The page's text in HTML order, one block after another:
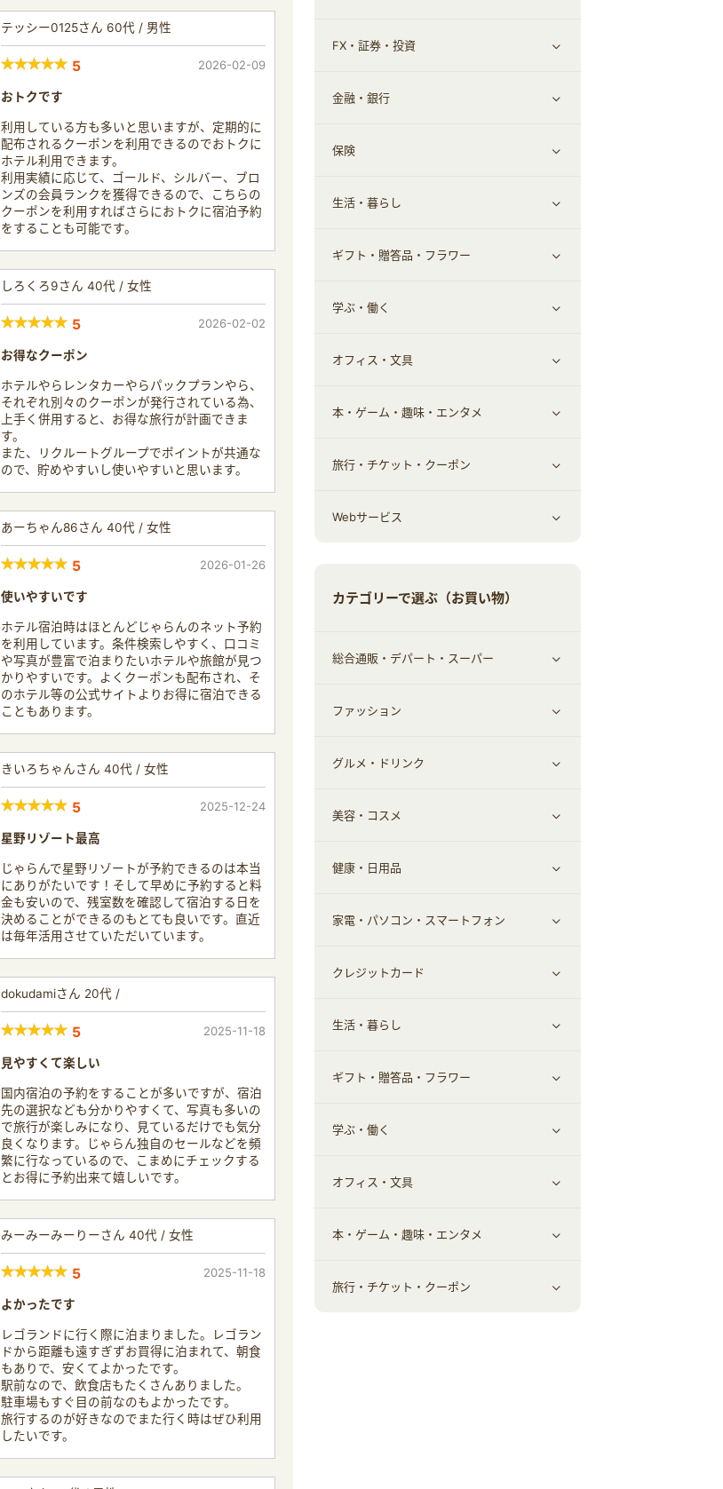
テッシー0125さん 60代 / 男性
5 2026-02-09
おトクです
利用している方も多いと思いますが、定期的に
配布されるクーポンを利用できるのでおトクに
ホテル利用できます。
利用実績に応じて、ゴールド、シルバー、ブロ
ンズの会員ランクを獲得できるので、こちらの
クーポンを利用すればさらにおトクに宿泊予約
をすることも可能です。
しろくろ9さん 40代 / 女性
5 2026-02-02
お得なクーポン
ホテルやらレンタカーやらパックプランやら、
それぞれ別々のクーポンが発行されている為、
上手く併用すると、お得な旅行が計画できま
す。
また、リクルートグループでポイントが共通な
ので、貯めやすいし使いやすいと思います。
あーちゃん86さん 40代 / 女性
5 2026-01-26
使いやすいです
ホテル宿泊時はほとんどじゃらんのネット予約
を利用しています。条件検索しやすく、口コミ
や写真が豊富で泊まりたいホテルや旅館が見つ
かりやすいです。よくクーポンも配布され、そ
のホテル等の公式サイトよりお得に宿泊できる
こともあります。
きいろちゃんさん 40代 / 女性
5 2025-12-24
星野リゾート最高
じゃらんで星野リゾートが予約できるのは本当
にありがたいです！そして早めに予約すると料
金も安いので、残室数を確認して宿泊する日を
決めることができるのもとても良いです。直近
は毎年活用させていただいています。
dokudamiさん 20代 /
5 2025-11-18
見やすくて楽しい
国内宿泊の予約をすることが多いですが、宿泊
先の選択なども分かりやすくて、写真も多いの
で旅行が楽しみになり、見ているだけでも気分
良くなります。じゃらん独自のセールなどを頻
繁に行なっているので、こまめにチェックする
とお得に予約出来て嬉しいです。
みーみーみーりーさん 40代 / 女性
5 2025-11-18
よかったです
レゴランドに行く際に泊まりました。レゴラン
ドから距離も遠すぎずお買得に泊まれて、朝食
もありで、安くてよかったです。
駅前なので、飲食店もたくさんありました。
駐車場もすぐ目の前なのもよかったです。
旅行するのが好きなのでまた行く時はぜひ利用
したいです。
家電・パソコン・ソフトウェア
通信・レンタルサーバー
スマホ・携帯電話・SIM
定額制有料コンテンツ
すべて見る
クレジットカード
FX・証券・投資
すべて見る
証券
仮想通貨
その他投資
金融・銀行
銀行・ネット銀行
キャッシング・ローン
その他金融
保険
すべて見る
保険相談・面談
生活・暮らし
すべて見る
住まい・暮らし
不動産
引越し
エコ・エネルギー
車情報・カーシェア・レンタル
ギフト・贈答品・フラワー
すべて見る
ギフト・贈答品
学ぶ・働く
すべて見る
習い事・学習・学校
仕事・転職
オフィス・文具
すべて見る
オフィス・文具
本・ゲーム・趣味・エンタメ
すべて見る
ゲーム・趣味
旅行・チケット・クーポン
すべて見る
Webサービス
カテゴリーで選ぶ（お買い物）
総合通販・デパート・スーパー
すべて見る
総合通販
デパート・スーパー
ファッション
すべて見る
ファッション
インナー・下着
靴・フットウェア
小物・かばん
スーツ・フォーマル
グルメ・ドリンク
すべて見る
グルメ
ドリンク
お酒
食材宅配
美容・コスメ
すべて見る
スキンケア
メイクアップ
ヘアケア
メンズ美容
美容・ダイエット用品
脱毛用品
美容食品
健康・日用品
すべて見る
健康食品｜青汁・飲料
健康食品｜乳酸菌・ケフィア
健康食品｜その他
スポーツ・フィットネス
日用品・薬局・からだ
家電・パソコン・スマートフォン
すべて見る
家電・パソコン・ソフトウェア
スマホ・携帯電話・SIM
クレジットカード
すべて見る
クレジットカード
生活・暮らし
すべて見る
車情報・カーシェア・レンタル
お役立ち
生活雑貨・家具インテリア
赤ちゃん・こども・マタニティ
ギフト・贈答品・フラワー
すべて見る
ギフト・贈答品
フラワー
学ぶ・働く
すべて見る
習い事・学習・学校
オフィス・文具
すべて見る
オフィス・文具
本・ゲーム・趣味・エンタメ
すべて見る
旅行・チケット・クーポン